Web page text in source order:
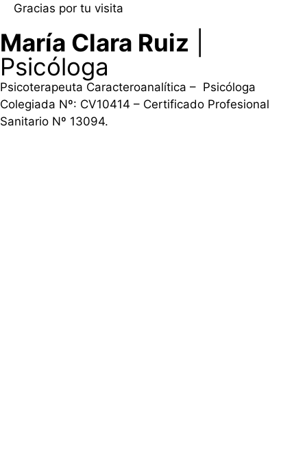
Gracias por tu visita
María Clara Ruiz
Psicóloga
Psicoterapeuta Caracteroanalítica – Psicóloga
Colegiada Nº: CV10414 – Certificado Profesional
Sanitario Nº 13094.